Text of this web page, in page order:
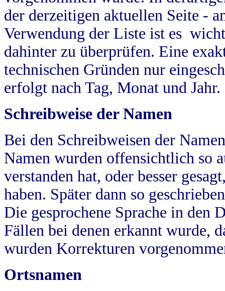
der derzeitigen aktuellen Seite -
Verwendung der Liste ist es
dahinter zu überprüfen. Eine
technischen Gründen nur
erfolgt nach Tag, Monat und Jahr.
Schreibweise der Namen
Bei den Schreibweisen der
Namen wurden offensichtlich so
verstanden hat, oder besser
haben. Später dann so
Die gesprochene Sprache in
Fällen bei denen erkannt wurde,
wurden Korrekturen
Ortsnamen